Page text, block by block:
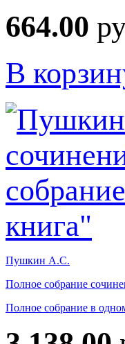
664.00
В
Пушкин А.С.
Полное собрание
Полное собрание в